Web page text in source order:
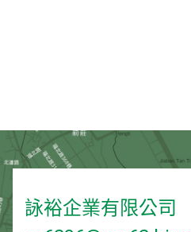
詠裕企業有限公司